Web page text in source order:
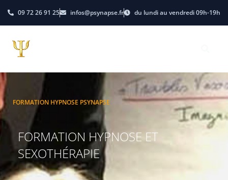
09 72 26 91 25 infos@psynapse.fr du lundi au vendredi 09h-19h
FORMATION HYPNOSE PSYNAPSE
FORMATION HYPNOSE ET
SEXOTHÉRAPIE